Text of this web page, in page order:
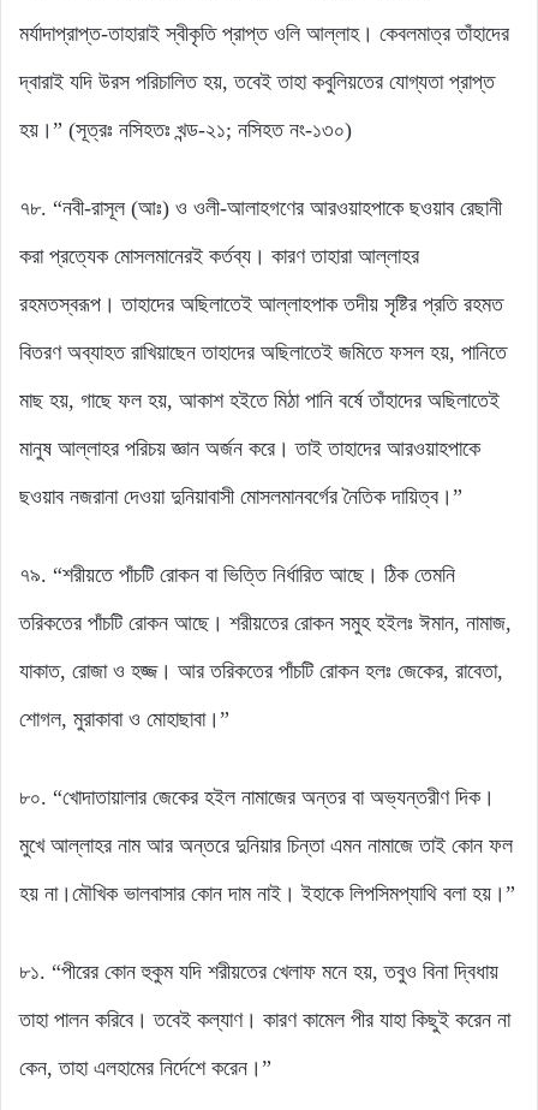
মর্যাদাপ্রাপ্ত-তাহারাই স্বীকৃতি প্রাপ্ত ওলি আল্লাহ। কেবলমাত্র তাঁহাদের
দ্বারাই যদি উরস পরিচালিত হয়, তবেই তাহা কবুলিয়তের যোগ্যতা প্রাপ্ত
হয়।” (সূত্রঃ নসিহতঃ খন্ড-২১; নসিহত নং-১৩০)
৭৮. “নবী-রাসূল (আঃ) ও ওলী-আলাহগণের আরওয়াহপাকে ছওয়াব রেছানী
করা প্রত্যেক মােসলমানেরই কর্তব্য। কারণ তাহারা আল্লাহর
রহমতস্বরূপ। তাহাদের অছিলাতেই আল্লাহপাক তদীয় সৃষ্টির প্রতি রহমত
বিতরণ অব্যাহত রাখিয়াছেন তাহাদের অছিলাতেই জমিতে ফসল হয়, পানিতে
মাছ হয়, গাছে ফল হয়, আকাশ হইতে মিঠা পানি বর্ষে তাঁহাদের অছিলাতেই
মানুষ আল্লাহর পরিচয় জ্ঞান অর্জন করে। তাই তাহাদের আরওয়াহপাকে
ছওয়াব নজরানা দেওয়া দুনিয়াবাসী মােসলমানবর্গের নৈতিক দায়িত্ব।”
৭৯. “শরীয়তে পাঁচটি রোকন বা ভিত্তি নির্ধারিত আছে। ঠিক তেমনি
তরিকতের পাঁচটি রোকন আছে। শরীয়তের রোকন সমুহ হইলঃ ঈমান, নামাজ,
যাকাত, রোজা ও হজ্জ। আর তরিকতের পাঁচটি রোকন হলঃ জেকের, রাবেতা,
শোগল, মুরাকাবা ও মোহাছাবা।”
৮০. “খোদাতায়ালার জেকের হইল নামাজের অন্তর বা অভ্যন্তরীণ দিক।
মুখে আল্লাহর নাম আর অন্তরে দুনিয়ার চিন্তা এমন নামাজে তাই কোন ফল
হয় না।মৌখিক ভালবাসার কোন দাম নাই। ইহাকে লিপসিমপ্যাথি বলা হয়।”
৮১. “পীরের কোন হুকুম যদি শরীয়তের খেলাফ মনে হয়, তবুও বিনা দ্বিধায়
তাহা পালন করিবে। তবেই কল্যাণ। কারণ কামেল পীর যাহা কিছুই করেন না
কেন, তাহা এলহামের নির্দেশে করেন।”